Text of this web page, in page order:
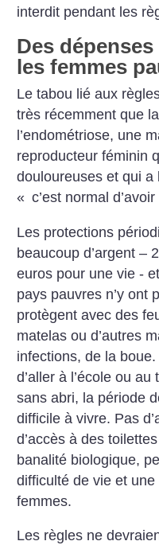
interdit pendant les
Des
les femmes
Le tabou lié aux
très récemment que
l’endométriose, une
reproducteur féminin
douloureuses et qui
« c’est normal
Les protections
beaucoup d’argent –
euros pour une vie -
pays pauvres n’y ont
protègent avec des
matelas ou d’autres
infections, de la
d’aller à l’école ou
sans abri, la période
difficile à vivre. Pas
d’accès à des
banalité biologique,
difficulté de vie et une
femmes.
Les règles ne